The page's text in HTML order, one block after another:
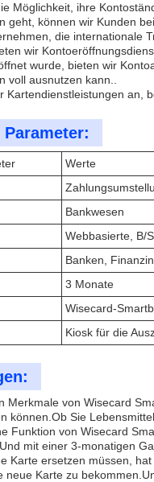
Möglichkeit, ihre
geht, können wir Kunden
die internationale
wir
wurde, bieten wir
voll ausnutzen kann..
Kartendienstleistungen an,
Werte
Bankwesen
Webbasierte, B/S
Banken,
3 Monate
Wisecard-
Kiosk für die
Merkmale von Wisecard
können.Ob Sie
Funktion von Wisecard
mit einer 3-monatigen
Karte ersetzen müssen,
neue Karte zu